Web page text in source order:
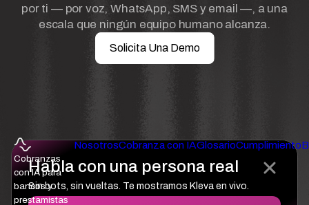
Habla con una persona real
Sin bots, sin vueltas. Te mostramos Kleva en vivo.
por ti — por voz, WhatsApp, SMS y email —, a una
escala que ningún equipo humano alcanza.
Solicita Una Demo
Cobranzas
con IA para
bancos y
prestamistas
NosotrosCobranza con IAGlosarioCumplimiento